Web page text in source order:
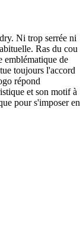
Ni trop serrée ni
Ras du cou
emblématique de
toujours l'accord
répond
et son motif à
pour s'imposer en